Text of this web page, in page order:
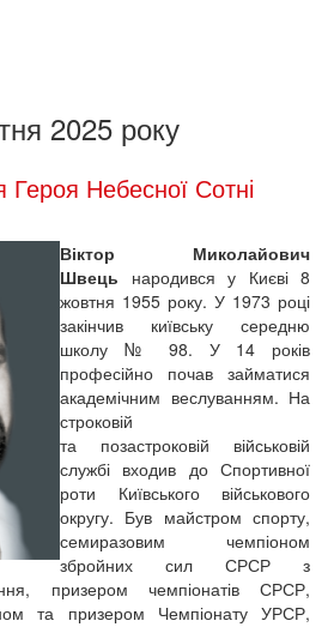
2025 року
Небесної Сотні
Віктор Миколайович
Швець народився у Києві 8
жовтня 1955 року. У 1973 році
закінчив київську середню
школу № 98. У 14 років
професійно почав займатися
академічним веслуванням. На
строковій
та позастроковій військовій
службі входив до Спортивної
роти Київського військового
округу. Був майстром спорту,
семиразовим чемпіоном
збройних сил СРСР з
призером чемпіонатів СРСР,
та призером Чемпіонату УРСР,